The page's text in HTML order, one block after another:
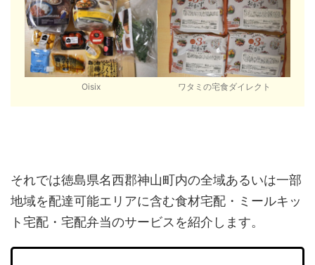
Oisix ワタミの宅食ダイレクト
それでは徳島県名西郡神山町内の全域あるいは一部
地域を配達可能エリアに含む食材宅配・ミールキッ
ト宅配・宅配弁当のサービスを紹介します。